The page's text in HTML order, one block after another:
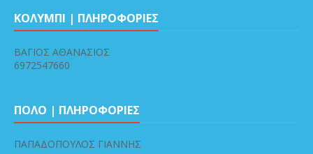
ΚΟΛΥΜΠΙ | ΠΛΗΡΟΦΟΡΙΕΣ
ΒΑΓΙΟΣ ΑΘΑΝΑΣΙΟΣ
6972547660
ΠΟΛΟ | ΠΛΗΡΟΦΟΡΙΕΣ
ΠΑΠΑΔΟΠΟΥΛΟΣ ΓΙΑΝΝΗΣ